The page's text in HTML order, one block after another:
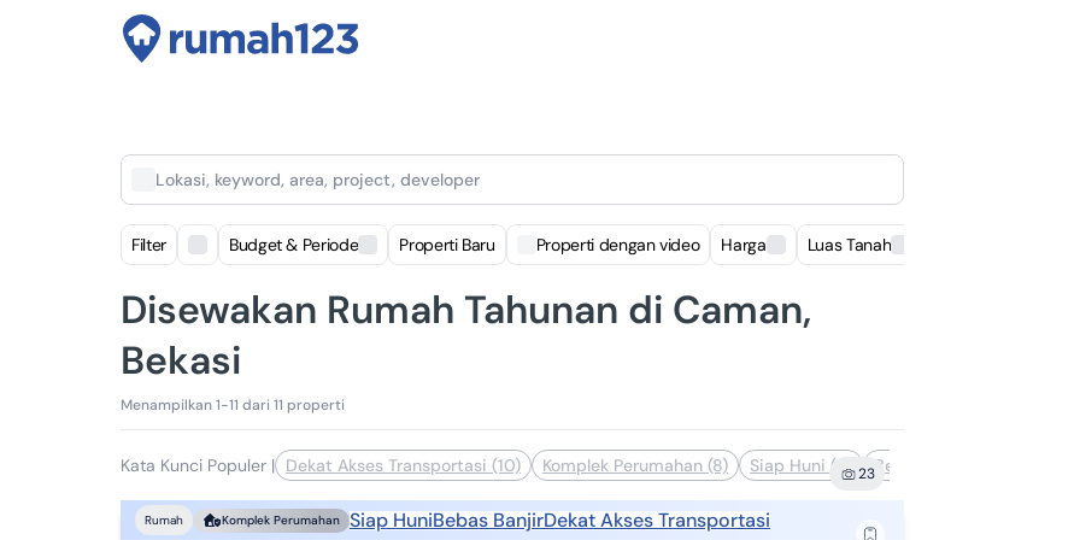
Lokasi, keyword, area, project, developer
Filter Budget & Periode Properti Baru Properti dengan video Harga Luas Tanah
Disewakan Rumah Tahunan di Caman,
Bekasi
Menampilkan 1-11 dari 11 properti
Kata Kunci Populer | Dekat Akses Transportasi (10) Komplek Perumahan (8) Siap Huni (4) Bebas Banjir (4)
23
Rumah Komplek Perumahan Siap HuniBebas BanjirDekat Akses Transportasi